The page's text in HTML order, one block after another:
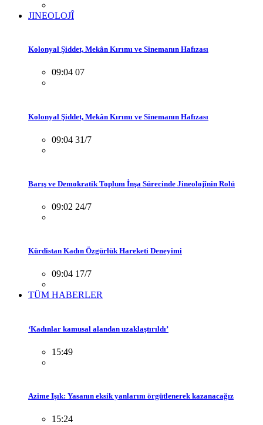
JINEOLOJÎ
Kolonyal Şiddet, Mekân Kırımı ve Sinemanın Hafızası
09:04 07
Kolonyal Şiddet, Mekân Kırımı ve Sinemanın Hafızası
09:04 31/7
Barış ve Demokratik Toplum İnşa Sürecinde Jineolojînin Rolü
09:02 24/7
Kürdistan Kadın Özgürlük Hareketi Deneyimi
09:04 17/7
TÜM HABERLER
‘Kadınlar kamusal alandan uzaklaştırıldı’
15:49
Azime Işık: Yasanın eksik yanlarını örgütlenerek kazanacağız
15:24